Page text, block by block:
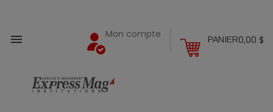
 PANIER0,00 $
Mon compte